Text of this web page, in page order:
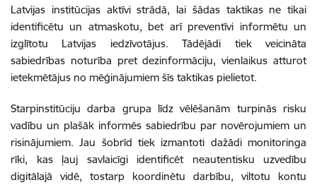
Latvijas institūcijas aktīvi strādā, lai šādas taktikas ne tikai
identificētu un atmaskotu, bet arī preventīvi informētu un
izglītotu Latvijas iedzīvotājus. Tādējādi tiek veicināta
sabiedrības noturība pret dezinformāciju, vienlaikus atturot
ietekmētājus no mēģinājumiem šīs taktikas pielietot.
Starpinstitūciju darba grupa līdz vēlēšanām turpinās risku
vadību un plašāk informēs sabiedrību par novērojumiem un
risinājumiem. Jau šobrīd tiek izmantoti dažādi monitoringa
rīki, kas ļauj savlaicīgi identificēt neautentisku uzvedību
digitālajā vidē, tostarp koordinētu darbību, viltotu kontu